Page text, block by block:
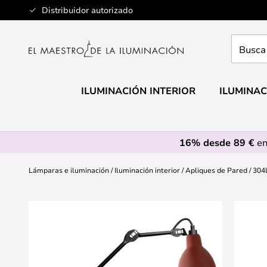
Distribuidor autorizado
Ir
al
aquí
ILUMINACIÓN INTERIOR
16% desde 89 €
Lámparas e iluminación Iluminación interior Apliques de Pared